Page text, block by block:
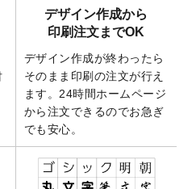
始まりのカレンダーデザイン
を公開いたしました。
た。
リアファイルバッグ が作成で
なりました！
の年賀状デザインテンプレート
ました。
寒中見舞いのデザインテンプ
デザイン作成から
印刷注文までOK
デザイン作成が終わったら
そのまま印刷の注文が行え
ます。24時間ホームページ
から注文できるのでお急ぎ
でも安心。